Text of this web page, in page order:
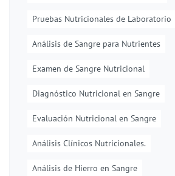
Pruebas Nutricionales de Laboratorio
Análisis de Sangre para Nutrientes
Examen de Sangre Nutricional
Diagnóstico Nutricional en Sangre
Evaluación Nutricional en Sangre
Análisis Clínicos Nutricionales.
Análisis de Hierro en Sangre